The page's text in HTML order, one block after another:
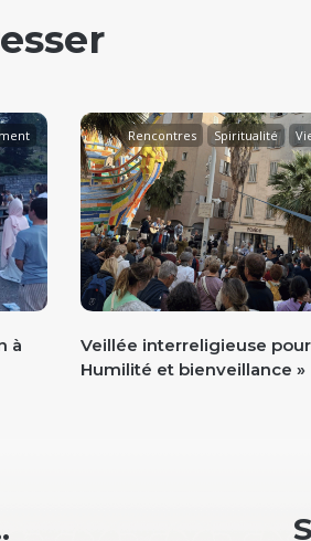
à
Rencontres Spiritualité
Veillée interreligieuse pour
Humilité et bienveillance »